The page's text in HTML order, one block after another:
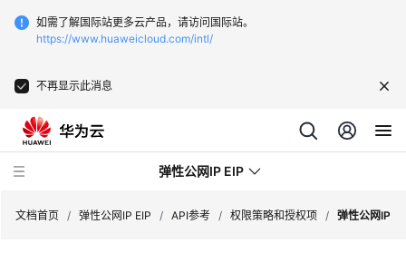
如需了解国际站更多云产品，请访问国际站。
https://www.huaweicloud.com/intl/
不再显示此消息
弹性公网IP EIP
文档首页 / 弹性公网IP EIP / API参考 / 权限策略和授权项 / 弹性公网IP